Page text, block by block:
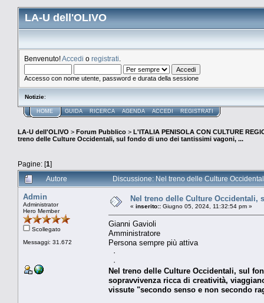
LA-U dell'OLIVO
Benvenuto!Accedi o registrati
Accesso con nome utente, password e durata della sessione
Notizie:
HOME GUIDA RICERCA AGENDA ACCEDI REGISTRATI
LA-U dell'OLIVO > Forum Pubblico > L'ITALIA PENISOLA CON CULTURE
treno delle Culture Occidentali, sul fondo di uno dei tantissimi vagoni, ...
Pagine: [1]
Autore
Discussione: Nel treno delle Culture
Admin
Administrator
Hero Member
Scollegato
Messaggi: 31.672
Nel treno delle Culture
« inserito:: Giugno 05, 2024, 11:32:54 pm »
Gianni Gavioli
Amministratore
Persona sempre più attiva
·
·
Nel treno delle Culture Occidentali, sul
sopravvivenza ricca di creatività,
vissute "secondo senso e non secondo